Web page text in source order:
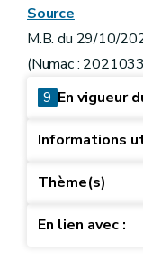
Source
M.B. du 29/10/
(Numac :
9 En vigueur
Informations
Thème(s)
En lien avec :